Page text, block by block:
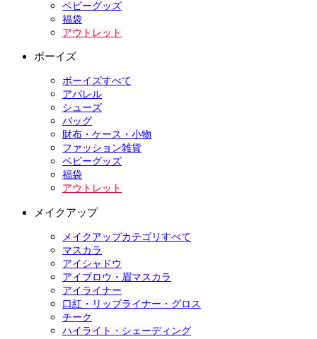
ベビーグッズ
福袋
アウトレット
ボーイズ
ボーイズすべて
アパレル
シューズ
バッグ
財布・ケース・小物
ファッション雑貨
ベビーグッズ
福袋
アウトレット
メイクアップ
メイクアップカテゴリすべて
マスカラ
アイシャドウ
アイブロウ・眉マスカラ
アイライナー
口紅・リップライナー・グロス
チーク
ハイライト・シェーディング